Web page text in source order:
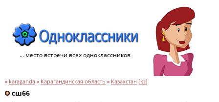
... место встречи всех одноклассников
» karaganda » Карагандинская область » Казахстан [kz]
сш66